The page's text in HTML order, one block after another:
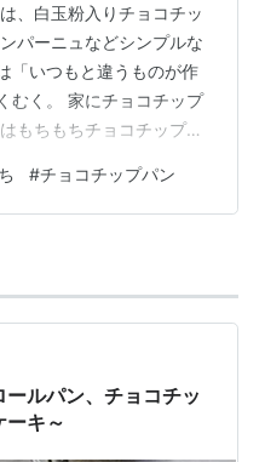
、白玉粉入りチョコチッ
パーニュなどシンプルな
「いつもと違うものが作
むく。 家にチョコチップ
もちもちチョコチップパ
けど、 今回は 富澤商店
。 ▼参考にしたレシピ
オンラインショップ】
#チョコチップパン
ルパン、チョコチッ
ーキ～